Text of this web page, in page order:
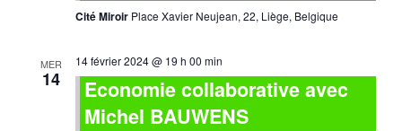
Cité Miroir Place Xavier Neujean, 22, Liège, Belgique
MER
14
14 février 2024 @ 19 h 00 min
Economie collaborative avec
Michel BAUWENS